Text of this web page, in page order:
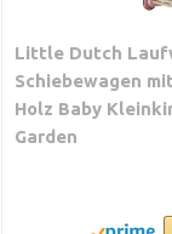
Little Dutch
Schiebewagen
Holz Baby
Garden